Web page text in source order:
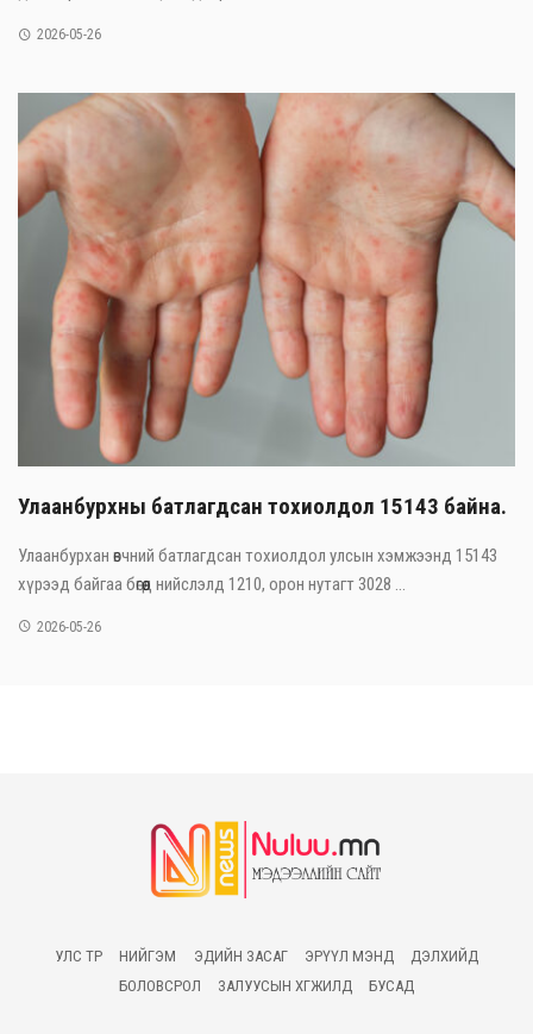
2026-05-26
Улаанбурхны батлагдсан тохиолдол 15143 байна.
Улаанбурхан өвчний батлагдсан тохиолдол улсын хэмжээнд 15143
хүрээд байгаа бөгөөд нийслэлд 1210, орон нутагт 3028 ...
2026-05-26
УЛС ТӨР НИЙГЭМ ЭДИЙН ЗАСАГ ЭРҮҮЛ МЭНД
ДЭЛХИЙД
БОЛОВСРОЛ
ЗАЛУУСЫН ХӨГЖИЛД БУСАД